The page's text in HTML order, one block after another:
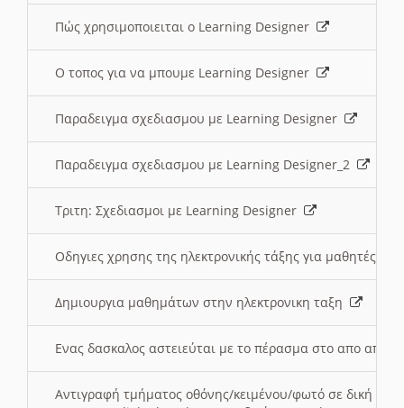
Πώς χρησιμοποιειται ο Learning Designer
O τοπος για να μπουμε Learning Designer
Παραδειγμα σχεδιασμου με Learning Designer
Παραδειγμα σχεδιασμου με Learning Designer_2
Τριτη: Σχεδιασμοι με Learning Designer
Οδηγιες χρησης της ηλεκτρονικής τάξης για μαθητές
Δημιουργια μαθημάτων στην ηλεκτρονικη ταξη
Ενας δασκαλος αστειεύται με το πέρασμα στο απο
Αντιγραφή τμήματος οθόνης/κειμένου/φωτό σε δική